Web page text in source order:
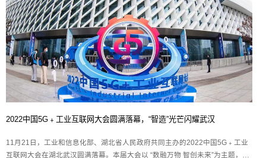
2022中国5G﹢工业互联网大会圆满落幕，“智造”光芒闪耀武汉
11月21日，工业和信息化部、湖北省人民政府共同主办的2022中国5G﹢工业
互联网大会在湖北武汉圆满落幕。本届大会以 “数融万物 智创未来”为主题，聚